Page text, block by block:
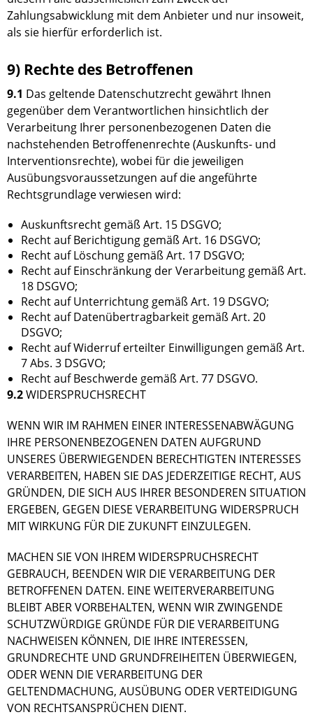
Zahlungsabwicklung mit dem Anbieter und nur insoweit,
als sie hierfür erforderlich ist.
9) Rechte des Betroffenen
9.1 Das geltende Datenschutzrecht gewährt Ihnen
gegenüber dem Verantwortlichen hinsichtlich der
Verarbeitung Ihrer personenbezogenen Daten die
nachstehenden Betroffenenrechte (Auskunfts- und
Interventionsrechte), wobei für die jeweiligen
Ausübungsvoraussetzungen auf die angeführte
Rechtsgrundlage verwiesen wird:
Auskunftsrecht gemäß Art. 15 DSGVO;
Recht auf Berichtigung gemäß Art. 16 DSGVO;
Recht auf Löschung gemäß Art. 17 DSGVO;
Recht auf Einschränkung der Verarbeitung gemäß Art.
18 DSGVO;
Recht auf Unterrichtung gemäß Art. 19 DSGVO;
Recht auf Datenübertragbarkeit gemäß Art. 20
DSGVO;
Recht auf Widerruf erteilter Einwilligungen gemäß Art.
7 Abs. 3 DSGVO;
Recht auf Beschwerde gemäß Art. 77 DSGVO.
9.2WIDERSPRUCHSRECHT
WENN WIR IM RAHMEN EINER INTERESSENABWÄGUNG
IHRE PERSONENBEZOGENEN DATEN AUFGRUND
UNSERES ÜBERWIEGENDEN BERECHTIGTEN INTERESSES
VERARBEITEN, HABEN SIE DAS JEDERZEITIGE RECHT, AUS
GRÜNDEN, DIE SICH AUS IHRER BESONDEREN SITUATION
ERGEBEN, GEGEN DIESE VERARBEITUNG WIDERSPRUCH
MIT WIRKUNG FÜR DIE ZUKUNFT EINZULEGEN.
MACHEN SIE VON IHREM WIDERSPRUCHSRECHT
GEBRAUCH, BEENDEN WIR DIE VERARBEITUNG DER
BETROFFENEN DATEN. EINE WEITERVERARBEITUNG
BLEIBT ABER VORBEHALTEN, WENN WIR ZWINGENDE
SCHUTZWÜRDIGE GRÜNDE FÜR DIE VERARBEITUNG
NACHWEISEN KÖNNEN, DIE IHRE INTERESSEN,
GRUNDRECHTE UND GRUNDFREIHEITEN ÜBERWIEGEN,
ODER WENN DIE VERARBEITUNG DER
GELTENDMACHUNG, AUSÜBUNG ODER VERTEIDIGUNG
VON RECHTSANSPRÜCHEN DIENT.